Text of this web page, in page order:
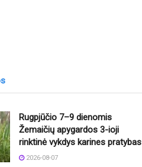
Rugpjūčio 7–9 dienomis
Žemaičių apygardos 3-ioji
rinktinė vykdys karines pratybas
2026-08-07